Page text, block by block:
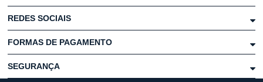
REDES SOCIAIS
FORMAS DE PAGAMENTO
SEGURANÇA